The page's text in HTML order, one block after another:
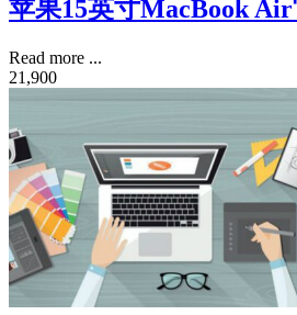
苹果15英寸MacBook
Read more ...
21,900